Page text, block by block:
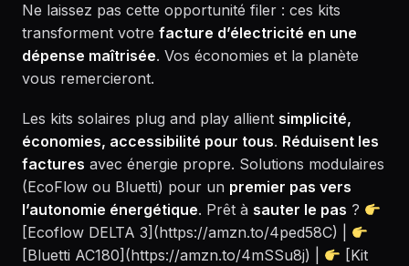
Ne laissez pas cette opportunité filer : ces kits
transforment votre facture d’électricité en une
dépense maîtrisée. Vos économies et la planète
vous remercieront.
Les kits solaires plug and play allient simplicité,
économies, accessibilité pour tous. Réduisent les
factures avec énergie propre. Solutions modulaires
(EcoFlow ou Bluetti) pour un premier pas vers
l’autonomie énergétique. Prêt à sauter le pas ?
[Ecoflow DELTA 3](https://amzn.to/4ped58C) |
[Bluetti AC180](https://amzn.to/4mSSu8j) |
[Kit